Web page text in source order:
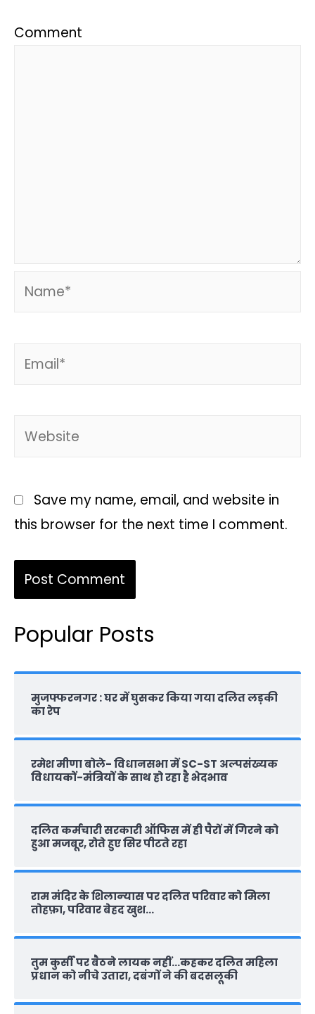
Comment
Save my name, email, and website in
this browser for the next time I comment.
Popular Posts
मुजफ्फरनगर : घर में घुसकर किया गया दलित लड़की
का रेप
रमेश मीणा बोले- विधानसभा में SC-ST अल्पसंख्यक
विधायकों-मंत्रियों के साथ हो रहा है भेदभाव
दलित कर्मचारी सरकारी ऑफ‍िस में ही पैरों में गिरने को
हुआ मजबूर, रोते हुए सिर पीटते रहा
राम मंदिर के शिलान्‍यास पर दलित परिवार को मिला
तोहफ़ा, परिवार बेहद खुश…
तुम कुर्सी पर बैठने लायक नहीं…कहकर दलित महिला
प्रधान को नीचे उतारा, दबंगों ने की बदसलूकी